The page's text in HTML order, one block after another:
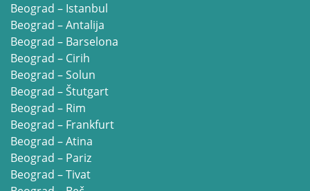
Beograd – Istanbul
Beograd – Antalija
Beograd – Barselona
Beograd – Cirih
Beograd – Solun
Beograd – Štutgart
Beograd – Rim
Beograd – Frankfurt
Beograd – Atina
Beograd – Pariz
Beograd – Tivat